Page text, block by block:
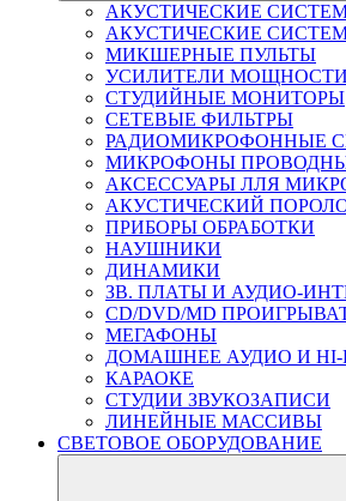
АКУСТИЧЕСКИЕ
АКУСТИЧЕСКИЕ
МИКШЕРНЫЕ ПУЛЬТЫ
УСИЛИТЕЛИ МОЩНОСТИ
СТУДИЙНЫЕ МОНИТОРЫ
СЕТЕВЫЕ ФИЛЬТРЫ
РАДИОМИКРОФОННЫЕ
МИКРОФОНЫ
АКСЕССУАРЫ ЛЛЯ
АКУСТИЧЕСКИЙ
ПРИБОРЫ ОБРАБОТКИ
НАУШНИКИ
ДИНАМИКИ
ЗВ. ПЛАТЫ И АУДИО-
CD/DVD/MD
МЕГАФОНЫ
ДОМАШНЕЕ АУДИО И HI-
КАРАОКЕ
СТУДИИ ЗВУКОЗАПИСИ
ЛИНЕЙНЫЕ МАССИВЫ
СВЕТОВОЕ ОБОРУДОВАНИЕ